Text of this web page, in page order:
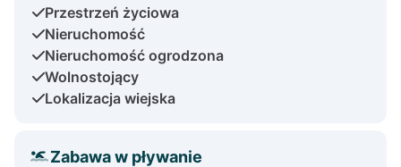
Przestrzeń życiowa
Nieruchomość
Nieruchomość ogrodzona
Wolnostojący
Lokalizacja wiejska
Zabawa w pływanie